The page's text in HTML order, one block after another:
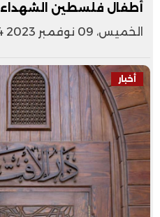
أطفال فلسطين الشهداء
الخميس، 09 نوفمبر 2023 01:14 م
أخبار